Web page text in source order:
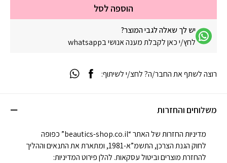
הוספה לסל
יש לך שאלה לגבי המוצר?
לחץ/י כאן לקבלת מענה אנושי בwhatsapp
משלוחים והחזרות
מדיניות החזרות של האתר “beautics-shop.co.il” כפופה
לחוק הגנת הצרכן, התשמ”א-1981, ומתארת את התנאים וההליך
להחזרת מוצרים וביטול עסקאות. להלן פירוט המדיניות:
רוצה לשתף את החבר/ה? לחצ/י לשיתוף: